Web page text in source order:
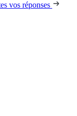
vos réponses